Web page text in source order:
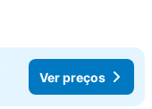
Ver preços